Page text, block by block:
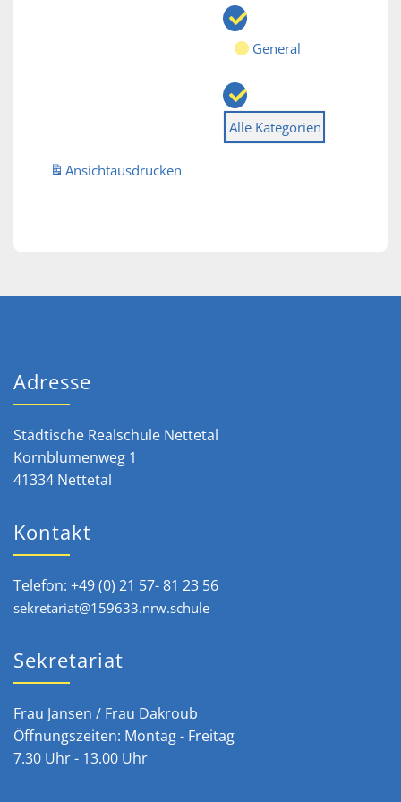
General
Alle Kategorien
Ansichtausdrucken
Adresse
Städtische Realschule Nettetal
Kornblumenweg 1
41334 Nettetal
Kontakt
Telefon: +49 (0) 21 57- 81 23 56
sekretariat@159633.nrw.schule
Sekretariat
Frau Jansen / Frau Dakroub
Öffnungszeiten: Montag - Freitag
7.30 Uhr - 13.00 Uhr